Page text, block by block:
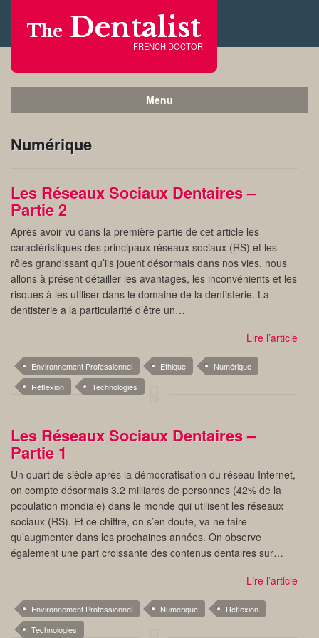
The Dentalist
FRENCH DOCTOR
Menu
Numérique
Les Réseaux Sociaux Dentaires –
Partie 2
Après avoir vu dans la première partie de cet article les
caractéristiques des principaux réseaux sociaux (RS) et les
rôles grandissant qu’ils jouent désormais dans nos vies, nous
allons à présent détailler les avantages, les inconvénients et les
risques à les utiliser dans le domaine de la dentisterie. La
dentisterie a la particularité d’être un…
Lire l’article
Environnement Professionnel Ethique
Numérique
Réflexion
Technologies
Les Réseaux Sociaux Dentaires –
Partie 1
Un quart de siècle après la démocratisation du réseau Internet,
on compte désormais 3.2 milliards de personnes (42% de la
population mondiale) dans le monde qui utilisent les réseaux
sociaux (RS). Et ce chiffre, on s’en doute, va ne faire
qu’augmenter dans les prochaines années. On observe
également une part croissante des contenus dentaires sur…
Lire l’article
Environnement Professionnel Numérique
Réflexion
Technologies